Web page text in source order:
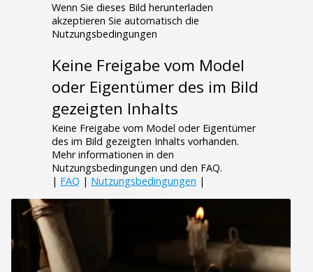
Wenn Sie dieses Bild herunterladen
akzeptieren Sie automatisch die
Nutzungsbedingungen
Keine Freigabe vom Model
oder Eigentümer des im Bild
gezeigten Inhalts
Keine Freigabe vom Model oder Eigentümer
des im Bild gezeigten Inhalts vorhanden.
Mehr informationen in den
Nutzungsbedingungen und den FAQ.
| FAQ | Nutzungsbedingungen |